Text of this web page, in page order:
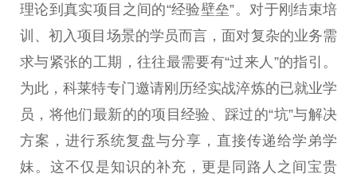
理论到真实项目之间的“经验壁垒”。对于刚结束培
训、初入项目场景的学员而言，面对复杂的业务需
求与紧张的工期，往往最需要有“过来人”的指引。
为此，科莱特专门邀请刚历经实战淬炼的已就业学
员，将他们最新的的项目经验、踩过的“坑”与解决
方案，进行系统复盘与分享，直接传递给学弟学
妹。这不仅是知识的补充，更是同路人之间宝贵